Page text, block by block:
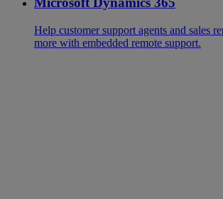
Help customer support agents and sales
more with embedded remote support.